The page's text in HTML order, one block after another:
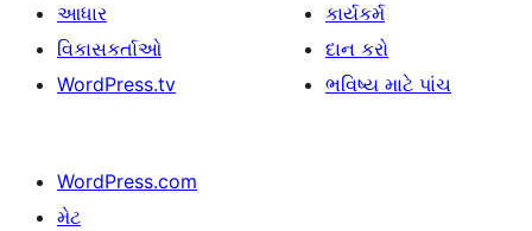
આધાર
વિકાસકર્તાઓ
WordPress.tv
કાર્યકર્મ
દાન કરો
ભવિષ્ય માટે પાંચ
WordPress.com
મેટ